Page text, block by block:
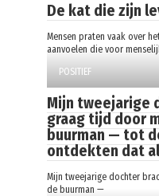
De kat die zijn
Mensen praten vaak over
aanvoelen die voor
POSITIEF
Mijn tweejarige
graag tijd door
buurman — tot
ontdekten dat
Mijn tweejarige dochter
de buurman —